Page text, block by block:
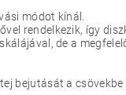
módot kínál.
rendelkezik, így
de a
bejutását a csövekbe